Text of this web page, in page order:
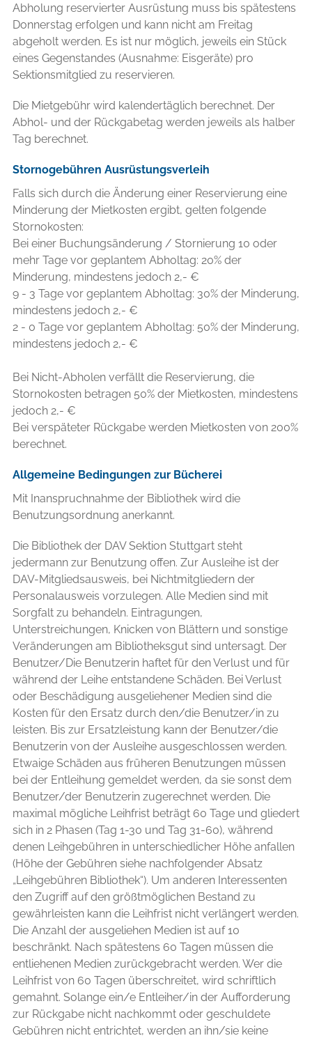
Abholung reservierter Ausrüstung muss bis spätestens
Donnerstag erfolgen und kann nicht am Freitag
abgeholt werden. Es ist nur möglich, jeweils ein Stück
eines Gegenstandes (Ausnahme: Eisgeräte) pro
Sektionsmitglied zu reservieren.
Die Mietgebühr wird kalendertäglich berechnet. Der
Abhol- und der Rückgabetag werden jeweils als halber
Tag berechnet.
Stornogebühren Ausrüstungsverleih
Falls sich durch die Änderung einer Reservierung eine
Minderung der Mietkosten ergibt, gelten folgende
Stornokosten:
Bei einer Buchungsänderung / Stornierung 10 oder
mehr Tage vor geplantem Abholtag: 20% der
Minderung, mindestens jedoch 2,- €
9 - 3 Tage vor geplantem Abholtag: 30% der Minderung,
mindestens jedoch 2,- €
2 - 0 Tage vor geplantem Abholtag: 50% der Minderung,
mindestens jedoch 2,- €
Bei Nicht-Abholen verfällt die Reservierung, die
Stornokosten betragen 50% der Mietkosten, mindestens
jedoch 2,- €
Bei verspäteter Rückgabe werden Mietkosten von 200%
berechnet.
Allgemeine Bedingungen zur Bücherei
Mit Inanspruchnahme der Bibliothek wird die
Benutzungsordnung anerkannt.
Die Bibliothek der DAV Sektion Stuttgart steht
jedermann zur Benutzung offen. Zur Ausleihe ist der
DAV-Mitgliedsausweis, bei Nichtmitgliedern der
Personalausweis vorzulegen. Alle Medien sind mit
Sorgfalt zu behandeln. Eintragungen,
Unterstreichungen, Knicken von Blättern und sonstige
Veränderungen am Bibliotheksgut sind untersagt. Der
Benutzer/Die Benutzerin haftet für den Verlust und für
während der Leihe entstandene Schäden. Bei Verlust
oder Beschädigung ausgeliehener Medien sind die
Kosten für den Ersatz durch den/die Benutzer/in zu
leisten. Bis zur Ersatzleistung kann der Benutzer/die
Benutzerin von der Ausleihe ausgeschlossen werden.
Etwaige Schäden aus früheren Benutzungen müssen
bei der Entleihung gemeldet werden, da sie sonst dem
Benutzer/der Benutzerin zugerechnet werden. Die
maximal mögliche Leihfrist beträgt 60 Tage und gliedert
sich in 2 Phasen (Tag 1-30 und Tag 31-60), während
denen Leihgebühren in unterschiedlicher Höhe anfallen
(Höhe der Gebühren siehe nachfolgender Absatz
„Leihgebühren Bibliothek“). Um anderen Interessenten
den Zugriff auf den größtmöglichen Bestand zu
gewährleisten kann die Leihfrist nicht verlängert werden.
Die Anzahl der ausgeliehen Medien ist auf 10
beschränkt. Nach spätestens 60 Tagen müssen die
entliehenen Medien zurückgebracht werden. Wer die
Leihfrist von 60 Tagen überschreitet, wird schriftlich
gemahnt. Solange ein/e Entleiher/in der Aufforderung
zur Rückgabe nicht nachkommt oder geschuldete
Gebühren nicht entrichtet, werden an ihn/sie keine